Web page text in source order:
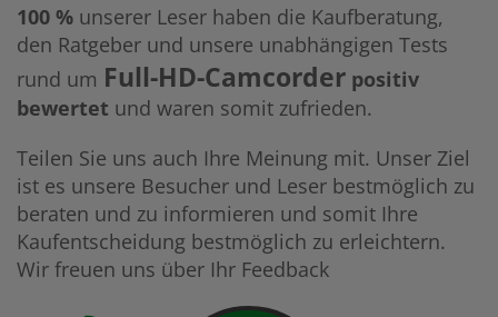
100 % unserer Leser haben die Kaufberatung,
den Ratgeber und unsere unabhängigen Tests
rund um Full-HD-Camcorder positiv
bewertet und waren somit zufrieden.
Teilen Sie uns auch Ihre Meinung mit. Unser Ziel
ist es unsere Besucher und Leser bestmöglich zu
beraten und zu informieren und somit Ihre
Kaufentscheidung bestmöglich zu erleichtern.
Wir freuen uns über Ihr Feedback